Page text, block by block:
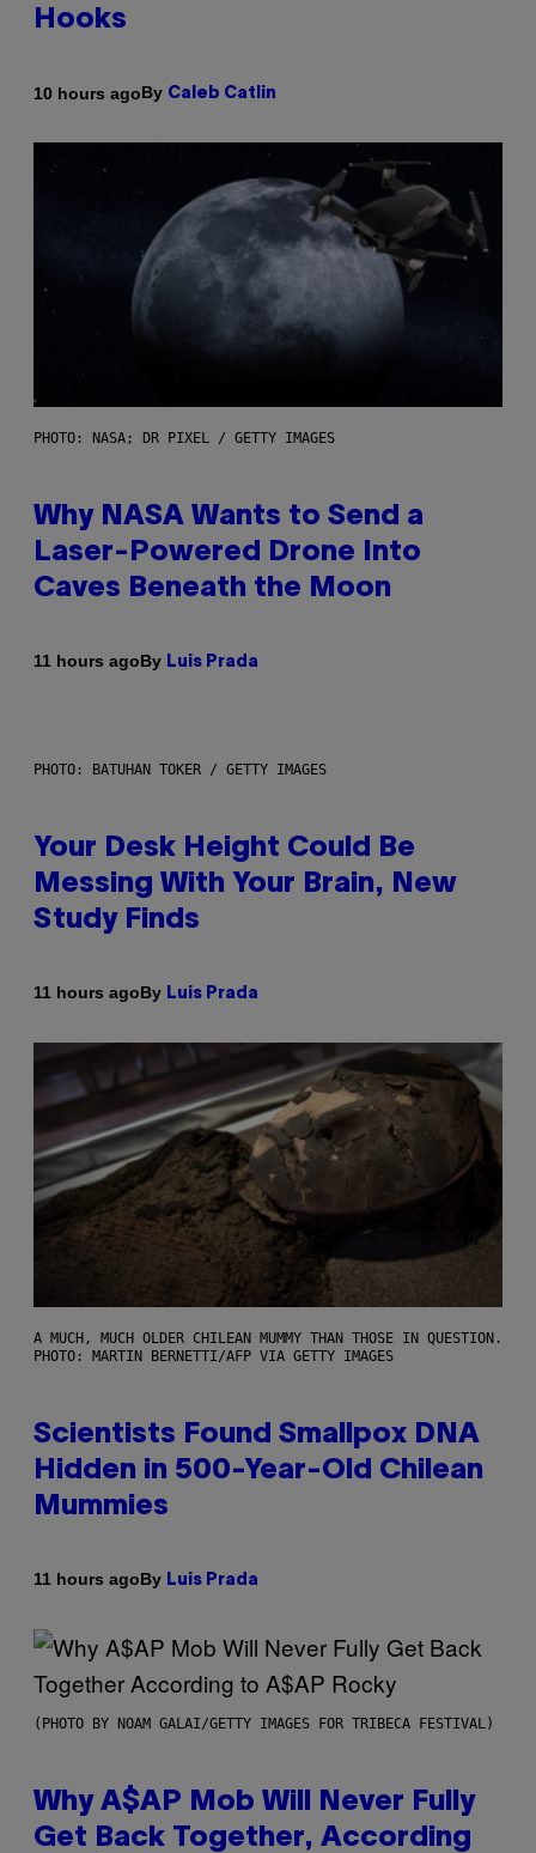
Hooks
10 hours agoBy Caleb Catlin
PHOTO: NASA; DR PIXEL / GETTY IMAGES
Why NASA Wants to Send a
Laser-Powered Drone Into
Caves Beneath the Moon
11 hours agoBy Luis Prada
PHOTO: BATUHAN TOKER / GETTY IMAGES
Your Desk Height Could Be
Messing With Your Brain, New
Study Finds
11 hours agoBy Luis Prada
A MUCH, MUCH OLDER CHILEAN MUMMY THAN THOSE IN QUESTION.
PHOTO: MARTIN BERNETTI/AFP VIA GETTY IMAGES
Scientists Found Smallpox DNA
Hidden in 500-Year-Old Chilean
Mummies
11 hours agoBy Luis Prada
(PHOTO BY NOAM GALAI/GETTY IMAGES FOR TRIBECA FESTIVAL)
Why A$AP Mob Will Never Fully
Get Back Together, According